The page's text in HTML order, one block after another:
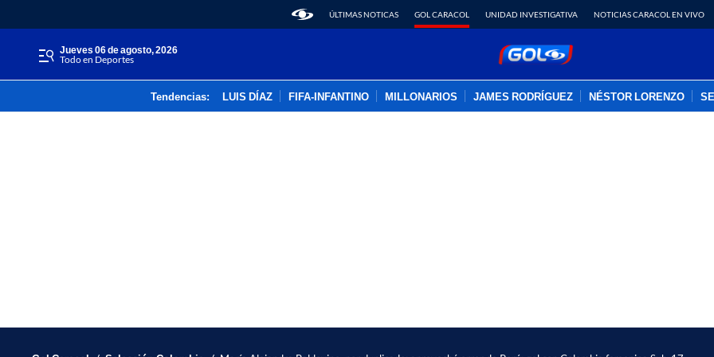
ÚLTIMAS NOTICAS GOL CARACOL UNIDAD INVESTIGATIVA NOTICIAS CARACOL EN VIVO
jueves 06 de agosto, 2026
Todo en Deportes
Tendencias: LUIS DÍAZ FIFA-INFANTINO MILLONARIOS JAMES RODRÍGUEZ NÉSTOR LORENZO